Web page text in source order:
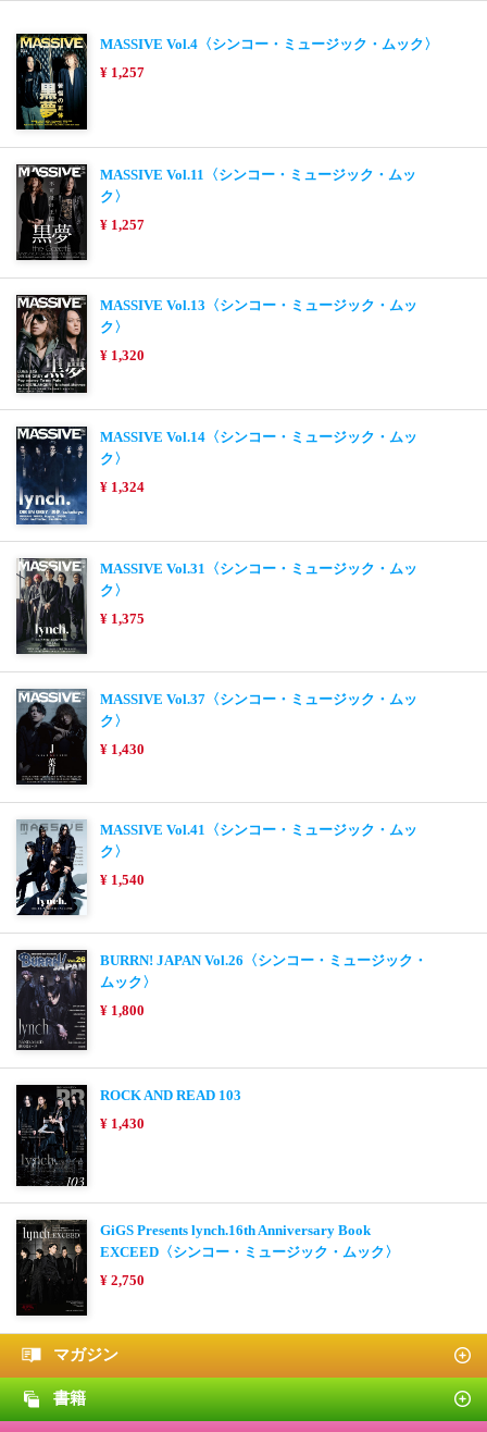
MASSIVE Vol.4〈シンコー・ミュージック・ムック〉
¥ 1,257
MASSIVE Vol.11〈シンコー・ミュージック・ムッ
ク〉
¥ 1,257
MASSIVE Vol.13〈シンコー・ミュージック・ムッ
ク〉
¥ 1,320
MASSIVE Vol.14〈シンコー・ミュージック・ムッ
ク〉
¥ 1,324
MASSIVE Vol.31〈シンコー・ミュージック・ムッ
ク〉
¥ 1,375
MASSIVE Vol.37〈シンコー・ミュージック・ムッ
ク〉
¥ 1,430
MASSIVE Vol.41〈シンコー・ミュージック・ムッ
ク〉
¥ 1,540
BURRN! JAPAN Vol.26〈シンコー・ミュージック・
ムック〉
¥ 1,800
ROCK AND READ 103
¥ 1,430
GiGS Presents lynch.16th Anniversary Book
EXCEED〈シンコー・ミュージック・ムック〉
¥ 2,750
マガジン
書籍